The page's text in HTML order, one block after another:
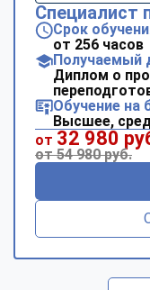
Специалист
Срок
от 256 часов
Получаемый
Диплом о
Обучение на
Высшее,
от 32 980
от 54 980 руб.